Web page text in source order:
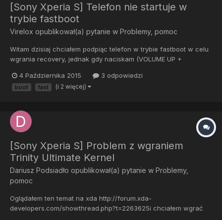
[Sony Xperia S] Telefon nie startuje w
trybie fastboot
Virelox opublikował(a) pytanie w Problemy, pomoc
Witam dzisiaj chciałem podpiąc telefon w trybie fastboot w celu
wgrania recovery, jednak gdy naciskam (VOLUME UP +
Z góry dziękuję za pomoc.
4 Października 2015 3 odpowiedzi
boot fast (i 2 więcej)
[Sony Xperia S] Problem z wgraniem
Trinity Ultimate Kernel
Dariusz Podsiadło opublikował(a) pytanie w Problemy,
pomoc
Oglądałem ten temat na xda http://forum.xda-
developers.com/showthread.php?t=2263625i chciałem wgrać